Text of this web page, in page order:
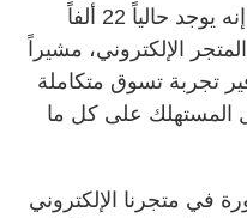
ذيبان الفلاسي، في بيان أمس، إنه يوجد حالياً 22 ألفاً
الإلكتروني، مشيراً
تجربة تسوق متكاملة
المستهلك على كل ما
في متجرنا الإلكتروني